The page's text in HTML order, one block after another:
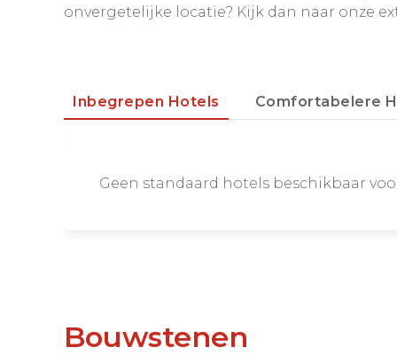
Dag 18: Tongren Sjamanenfestival
onvergetelijke locatie? Kijk dan naar onze
Inbegrepen Hotels Comfortabelere
Geen standaard hotels beschikbaar
Bouwstenen